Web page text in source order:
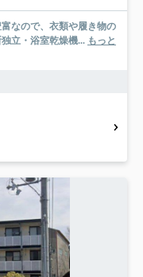
なので、衣類や履き物の
立・浴室乾燥機... もっと